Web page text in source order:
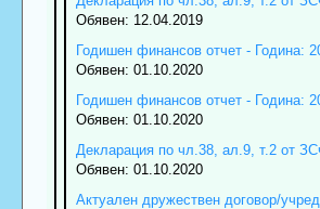
Обявен: 12.04.2019
Годишен финансов отчет - Година:
Обявен: 01.10.2020
Годишен финансов отчет - Година:
Обявен: 01.10.2020
Декларация по чл.38, ал.9, т.2 от
Обявен: 01.10.2020
Актуален дружествен договор/